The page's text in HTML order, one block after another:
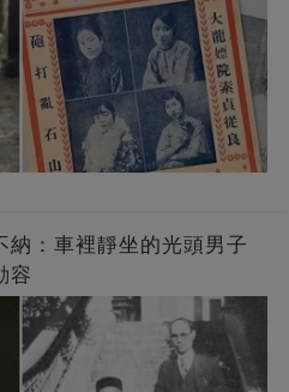
納：車裡靜坐的光頭男子
容